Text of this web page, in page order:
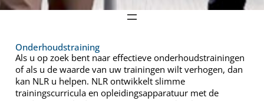
Onderhoudstraining
Als u op zoek bent naar effectieve onderhoudstrainingen
of als u de waarde van uw trainingen wilt verhogen, dan
kan NLR u helpen. NLR ontwikkelt slimme
trainingscurricula en opleidingsapparatuur met de